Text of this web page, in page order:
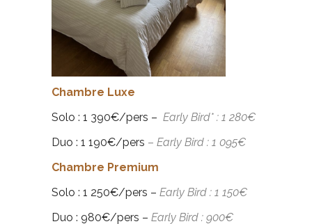
Chambre Luxe
Solo : 1 390€/pers – Early Bird* : 1 280€
Duo : 1 190€/pers – Early Bird : 1 095€
Chambre Premium
Solo : 1 250€/pers – Early Bird : 1 150€
Duo : 980€/pers – Early Bird : 900€